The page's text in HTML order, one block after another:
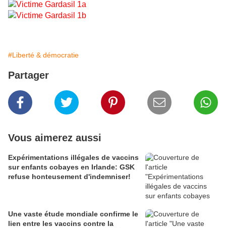
#Liberté & démocratie
Partager
Vous aimerez aussi
Expérimentations illégales de vaccins
sur enfants cobayes en Irlande: GSK
refuse honteusement d'indemniser!
Une vaste étude mondiale confirme le
lien entre les vaccins contre la